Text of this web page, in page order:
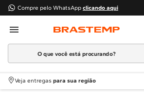
Compre pelo WhatsApp clicando aqui
Em que podemos
O que você está procurando?
Termos mais buscados
1º Geladeira
Veja entregas para sua região